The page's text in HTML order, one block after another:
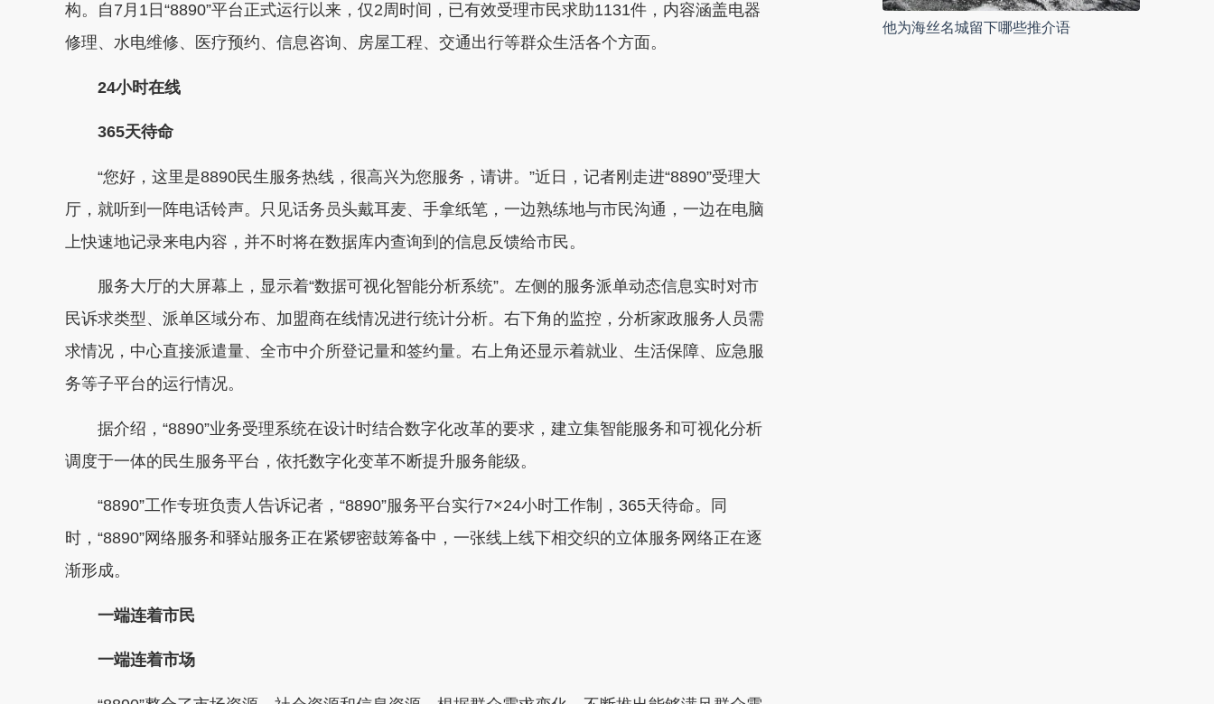
构。自7月1日“8890”平台正式运行以来，仅2周时间，已有效受理市民求助1131件，内容涵盖电器
修理、水电维修、医疗预约、信息咨询、房屋工程、交通出行等群众生活各个方面。
24小时在线
365天待命
“您好，这里是8890民生服务热线，很高兴为您服务，请讲。”近日，记者刚走进“8890”受理大
厅，就听到一阵电话铃声。只见话务员头戴耳麦、手拿纸笔，一边熟练地与市民沟通，一边在电脑
上快速地记录来电内容，并不时将在数据库内查询到的信息反馈给市民。
服务大厅的大屏幕上，显示着“数据可视化智能分析系统”。左侧的服务派单动态信息实时对市
民诉求类型、派单区域分布、加盟商在线情况进行统计分析。右下角的监控，分析家政服务人员需
求情况，中心直接派遣量、全市中介所登记量和签约量。右上角还显示着就业、生活保障、应急服
务等子平台的运行情况。
据介绍，“8890”业务受理系统在设计时结合数字化改革的要求，建立集智能服务和可视化分析
调度于一体的民生服务平台，依托数字化变革不断提升服务能级。
“8890”工作专班负责人告诉记者，“8890”服务平台实行7×24小时工作制，365天待命。同
时，“8890”网络服务和驿站服务正在紧锣密鼓筹备中，一张线上线下相交织的立体服务网络正在逐
渐形成。
一端连着市民
一端连着市场
他为海丝名城留下哪些推介语